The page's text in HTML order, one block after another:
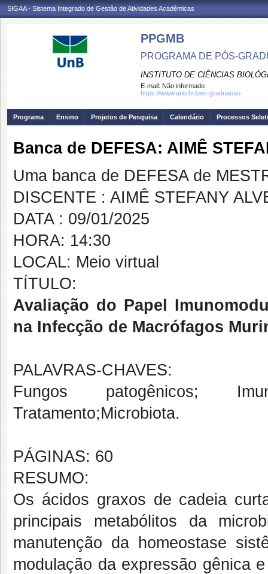
SIGAA - Sistema Integrado de Gestão de Atividades Acadêmicas
PPGMB
PROGRAMA DE PÓS-
INSTITUTO DE CIÊNCIAS
E-mail: Não informado
https://www.unb.br/pos-graduacao
Programa Ensino Projetos de Pesquisa Calendário Processos
Banca de DEFESA: AIMÊ
Uma banca de DEFESA de
DISCENTE : AIMÊ STEFANY
DATA : 09/01/2025
HORA: 14:30
LOCAL: Meio virtual
TÍTULO:
Avaliação do Papel
na Infecção de Macrófagos
PALAVRAS-CHAVES:
Fungos patogênicos;
Tratamento;Microbiota.
PÁGINAS: 60
RESUMO:
Os ácidos graxos de cadeia
principais metabólitos da
manutenção da homeostase
modulação da expressão gênica